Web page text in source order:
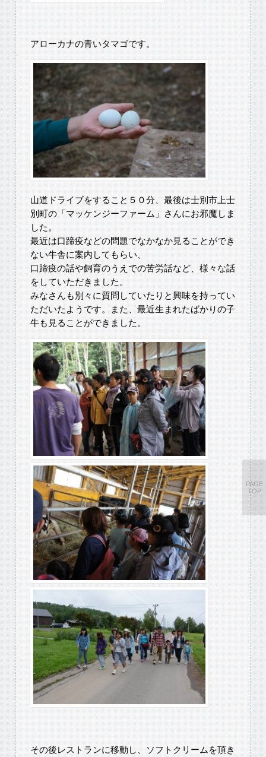
アローカナの青いタマゴです。
山道ドライブをすること５０分、最後は士別市上士
別町の「マッケンジーファーム」さんにお邪魔しま
した。
最近は口蹄疫などの問題でなかなか見ることができ
ない牛舎に案内してもらい、
口蹄疫の話や飼育のうえでの苦労話など、様々な話
をしていただきました。
みなさんも別々に質問していたりと興味を持ってい
ただいたようです。また、最近生まれたばかりの子
牛も見ることができました。
その後レストランに移動し、ソフトクリームを頂き
PAGE
TOP